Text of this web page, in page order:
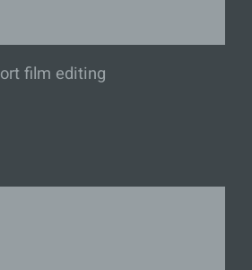
film editing